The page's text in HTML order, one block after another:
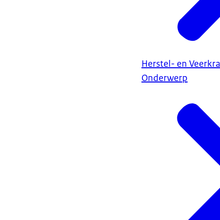
Herstel- en
Onderwerp